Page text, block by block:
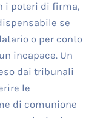
i poteri di firma,
se
o per conto
incapace. Un
dai tribunali
le
di comunione